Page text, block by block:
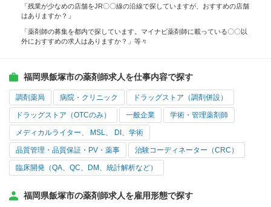
「残業が少なめの店舗をJR〇〇線の沿線で探していますが、おすすめの店舗
はありますか？」
「薬剤師の募集を都内で探しています。マイナビ薬剤師に載っている〇〇以
外におすすめの求人はありますか？」等々
福岡県飯塚市の薬剤師求人を仕事内容で探す
調剤薬局 病院・クリニック ドラッグストア（調剤併設）
ドラッグストア（OTCのみ） 一般企業 学術・管理薬剤師
メディカルライター、 MSL、 DI、学術
品質管理・品質保証・PV・薬事 治験コーディネーター（CRC）
臨床開発（QA、QC、DM、統計解析など）
福岡県飯塚市の薬剤師求人を雇用形態で探す